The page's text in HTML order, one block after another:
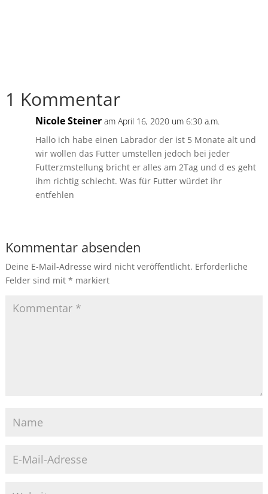
1 Kommentar
Nicole Steiner am April 16, 2020 um 6:30 a.m.
Hallo ich habe einen Labrador der ist 5 Monate alt und
wir wollen das Futter umstellen jedoch bei jeder
Futterzmstellung bricht er alles am 2Tag und d es geht
ihm richtig schlecht. Was für Futter würdet ihr
entfehlen
Kommentar absenden
Deine E-Mail-Adresse wird nicht veröffentlicht. Erforderliche
Felder sind mit * markiert